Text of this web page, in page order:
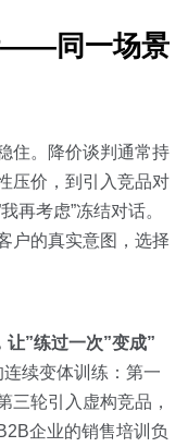
——同一场景
住。降价谈判通常持
压价，到引入竞品对
再考虑”冻结对话。
户的真实意图，选择
”练过一次”变成”
续变体训练：第一
三轮引入虚构竞品，
企业的销售培训负